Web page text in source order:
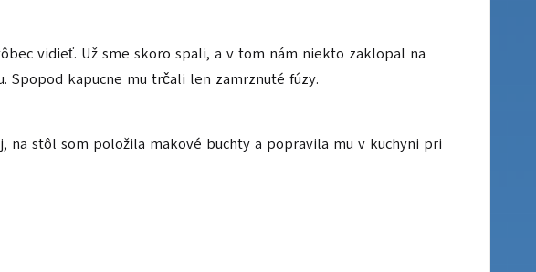
vidieť. Už sme skoro spali, a v tom nám niekto zaklopal na
Spopod kapucne mu trčali len zamrznuté fúzy.
na stôl som položila makové buchty a popravila mu v kuchyni pri